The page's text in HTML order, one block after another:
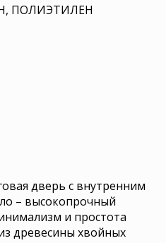
ПОЛИЭТИЛЕН
дверь с внутренним
– высокопрочный
и простота
древесины хвойных